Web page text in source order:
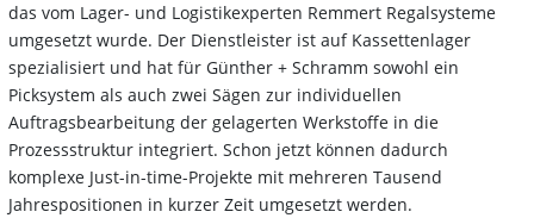
das vom Lager- und Logistikexperten Remmert Regalsysteme
umgesetzt wurde. Der Dienstleister ist auf Kassettenlager
spezialisiert und hat für Günther + Schramm sowohl ein
Picksystem als auch zwei Sägen zur individuellen
Auftragsbearbeitung der gelagerten Werkstoffe in die
Prozessstruktur integriert. Schon jetzt können dadurch
komplexe Just-in-time-Projekte mit mehreren Tausend
Jahrespositionen in kurzer Zeit umgesetzt werden.